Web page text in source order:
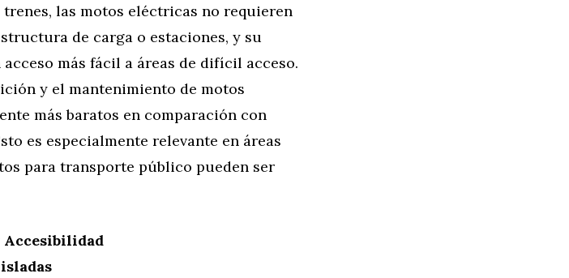
las motos eléctricas no requieren
de carga o estaciones, y su
más fácil a áreas de difícil acceso.
y el mantenimiento de motos
más baratos en comparación con
es especialmente relevante en áreas
para transporte público pueden ser
Accesibilidad